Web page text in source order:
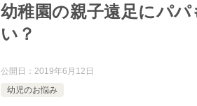
幼稚園の親子遠足にパ
い？
公開日： 2019年6月12日
幼児のお悩み